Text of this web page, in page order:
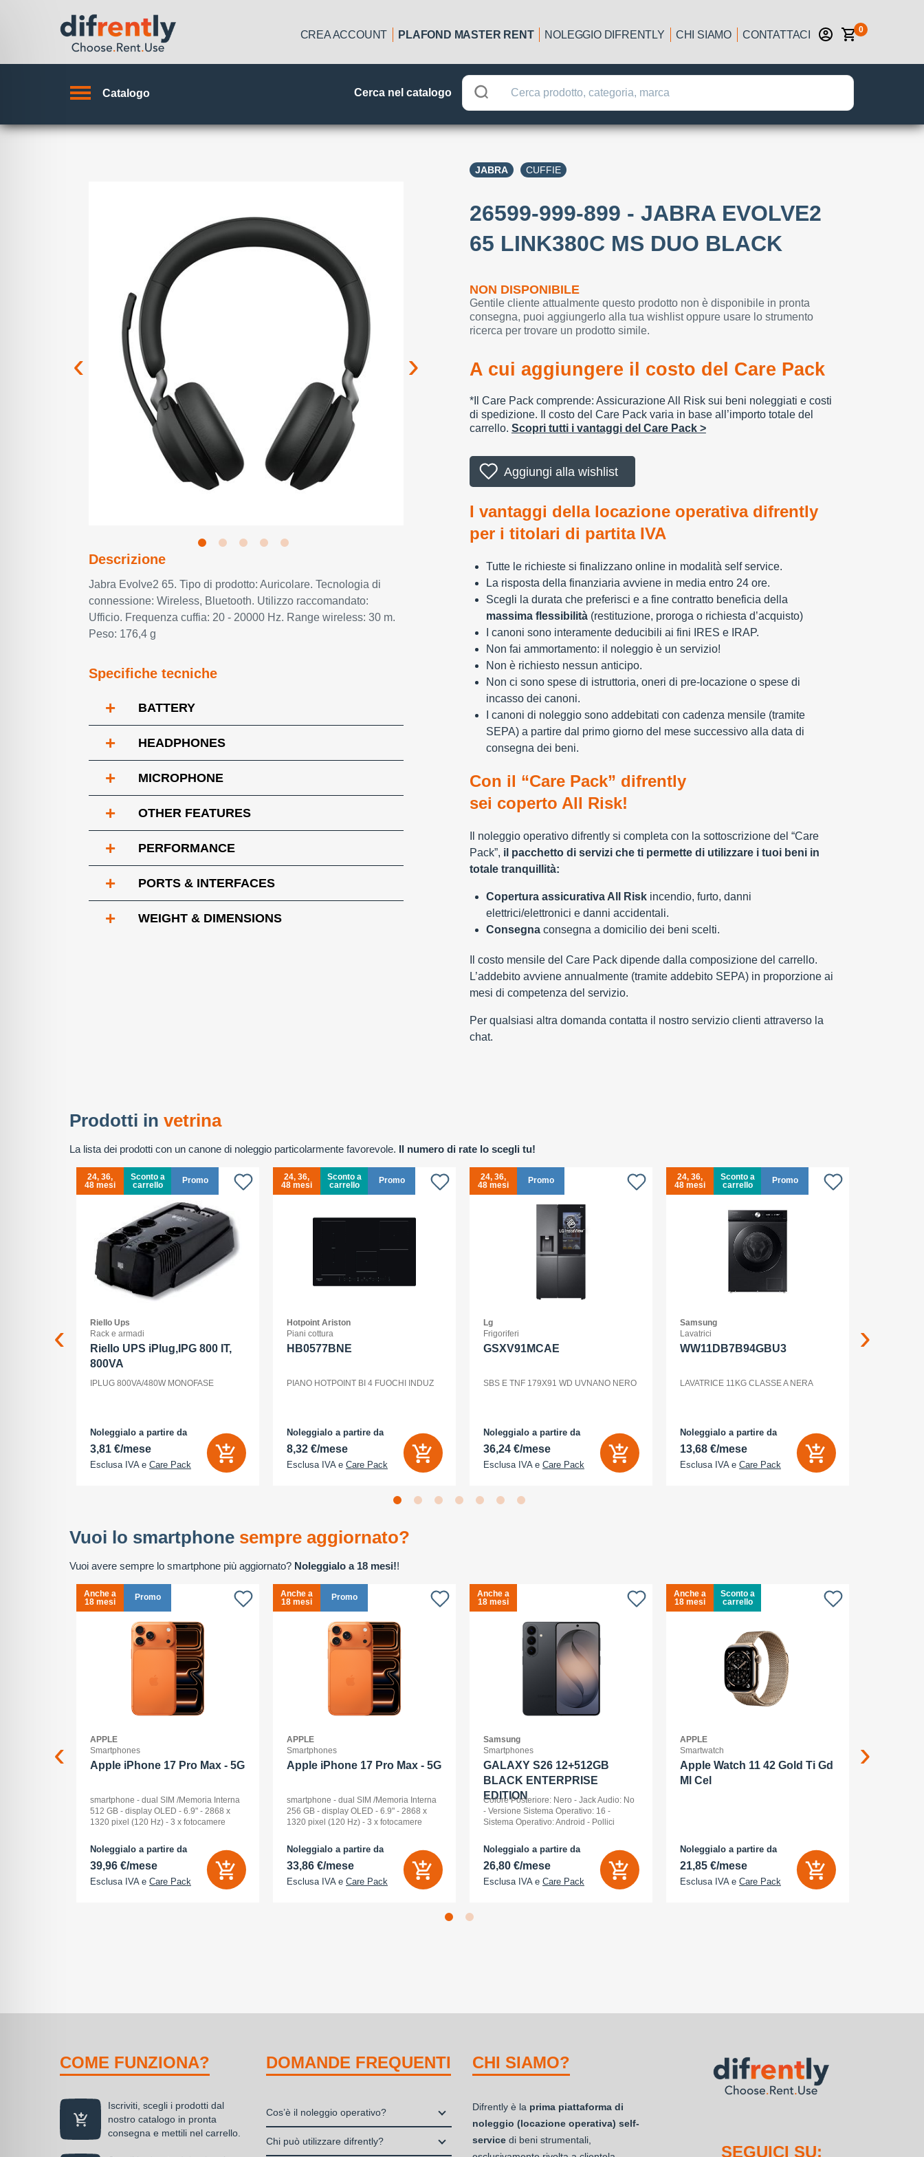
CREA ACCOUNT PLAFOND MASTER RENT NOLEGGIO DIFRENTLY CHI SIAMO CONTATTACI 0
Catalogo Cerca nel catalogo
Descrizione
Jabra Evolve2 65. Tipo di prodotto: Auricolare. Tecnologia di
connessione: Wireless, Bluetooth. Utilizzo raccomandato:
Ufficio. Frequenza cuffia: 20 - 20000 Hz. Range wireless: 30 m.
Peso: 176,4 g
Specifiche tecniche
+ BATTERY
+ HEADPHONES
+ MICROPHONE
+ OTHER FEATURES
+ PERFORMANCE
+ PORTS & INTERFACES
+ WEIGHT & DIMENSIONS
JABRA CUFFIE
26599-999-899 - JABRA EVOLVE2
65 LINK380C MS DUO BLACK
NON DISPONIBILE
Gentile cliente attualmente questo prodotto non è disponibile in pronta
consegna, puoi aggiungerlo alla tua wishlist oppure usare lo strumento
ricerca per trovare un prodotto simile.
A cui aggiungere il costo del Care Pack
*Il Care Pack comprende: Assicurazione All Risk sui beni noleggiati e costi
di spedizione. Il costo del Care Pack varia in base all’importo totale del
carrello. Scopri tutti i vantaggi del Care Pack >
Aggiungi alla wishlist
I vantaggi della locazione operativa difrently
per i titolari di partita IVA
Tutte le richieste si finalizzano online in modalità self service.
La risposta della finanziaria avviene in media entro 24 ore.
Scegli la durata che preferisci e a fine contratto beneficia della
massima flessibilità(restituzione, proroga o richiesta d’acquisto)
I canoni sono interamente deducibili ai fini IRES e IRAP.
Non fai ammortamento: il noleggio è un servizio!
Non è richiesto nessun anticipo.
Non ci sono spese di istruttoria, oneri di pre-locazione o spese di
incasso dei canoni.
I canoni di noleggio sono addebitati con cadenza mensile (tramite
SEPA) a partire dal primo giorno del mese successivo alla data di
consegna dei beni.
Con il “Care Pack” difrently
sei coperto All Risk!
Il noleggio operativo difrently si completa con la sottoscrizione del “Care
Pack”, il pacchetto di servizi che ti permette di utilizzare i tuoi beni in
totale tranquillità:
Copertura assicurativa All Riskincendio, furto, danni
elettrici/elettronici e danni accidentali.
Consegnaconsegna a domicilio dei beni scelti.
Il costo mensile del Care Pack dipende dalla composizione del carrello.
L’addebito avviene annualmente (tramite addebito SEPA) in proporzione ai
mesi di competenza del servizio.
Per qualsiasi altra domanda contatta il nostro servizio clienti attraverso la
chat.
Prodotti in vetrina
La lista dei prodotti con un canone di noleggio particolarmente favorevole. Il numero di rate lo scegli tu!
24, 36,
48 mesi
Sconto a
carrello
Promo
Riello Ups
Rack e armadi
Riello UPS iPlug,IPG 800 IT,
800VA
IPLUG 800VA/480W MONOFASE
Noleggialo a partire da
3,81 €/mese
Esclusa IVA e Care Pack
24, 36,
48 mesi
Sconto a
carrello
Promo
Hotpoint Ariston
Piani cottura
HB0577BNE
PIANO HOTPOINT BI 4 FUOCHI INDUZ
Noleggialo a partire da
8,32 €/mese
Esclusa IVA e Care Pack
24, 36,
48 mesi
Promo
Lg
Frigoriferi
GSXV91MCAE
SBS E TNF 179X91 WD UVNANO NERO
Noleggialo a partire da
36,24 €/mese
Esclusa IVA e Care Pack
24, 36,
48 mesi
Sconto a
carrello
Promo
Samsung
Lavatrici
WW11DB7B94GBU3
LAVATRICE 11KG CLASSE A NERA
Noleggialo a partire da
13,68 €/mese
Esclusa IVA e Care Pack
Vuoi lo smartphone sempre aggiornato?
Vuoi avere sempre lo smartphone più aggiornato? Noleggialo a 18 mesi!!
Anche a
18 mesi
Promo
APPLE
Smartphones
Apple iPhone 17 Pro Max - 5G
smartphone - dual SIM /Memoria Interna
512 GB - display OLED - 6.9" - 2868 x
1320 pixel (120 Hz) - 3 x fotocamere
camera 18 Megapixel - arancione
cosmico
Noleggialo a partire da
39,96 €/mese
Esclusa IVA e Care Pack
Anche a
18 mesi
Promo
APPLE
Smartphones
Apple iPhone 17 Pro Max - 5G
smartphone - dual SIM /Memoria Interna
256 GB - display OLED - 6.9" - 2868 x
1320 pixel (120 Hz) - 3 x fotocamere
camera 18 Megapixel - arancione
cosmico
Noleggialo a partire da
33,86 €/mese
Esclusa IVA e Care Pack
Anche a
18 mesi
Samsung
Smartphones
GALAXY S26 12+512GB
BLACK ENTERPRISE
EDITION
Colore Posteriore: Nero - Jack Audio: No
- Versione Sistema Operativo: 16 -
Sistema Operativo: Android - Pollici
- Memoria Interna (ROM): 512 GB -
Espandibile fino a: 0 GB - Dual Sim: Sì
Noleggialo a partire da
26,80 €/mese
Esclusa IVA e Care Pack
Anche a
18 mesi
Sconto a
carrello
APPLE
Smartwatch
Apple Watch 11 42 Gold Ti Gd
Ml Cel
Noleggialo a partire da
21,85 €/mese
Esclusa IVA e Care Pack
COME FUNZIONA?
Iscriviti, scegli i prodotti dal
nostro catalogo in pronta
consegna e mettili nel carrello.
DOMANDE FREQUENTI
Cos’è il noleggio operativo?
Il noleggio, o locazione operativa, è una
Chi può utilizzare difrently?
CHI SIAMO?
Difrently è la prima piattaforma di
noleggio (locazione operativa) self-
service di beni strumentali,
SEGUICI SU: